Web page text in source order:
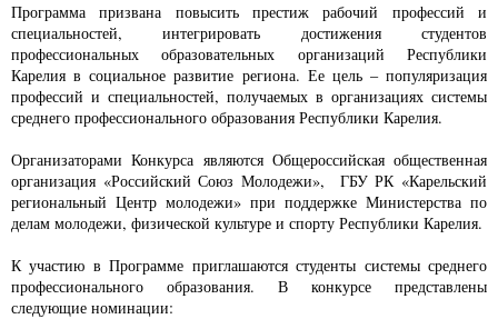
Программа призвана повысить престиж рабочий профессий и
специальностей, интегрировать достижения студентов
профессиональных образовательных организаций Республики
Карелия в социальное развитие региона. Ее цель – популяризация
профессий и специальностей, получаемых в организациях системы
среднего профессионального образования Республики Карелия.
Организаторами Конкурса являются Общероссийская общественная
организация «Российский Союз Молодежи», ГБУ РК «Карельский
региональный Центр молодежи» при поддержке Министерства по
делам молодежи, физической культуре и спорту Республики Карелия.
К участию в Программе приглашаются студенты системы среднего
профессионального образования. В конкурсе представлены
следующие номинации: